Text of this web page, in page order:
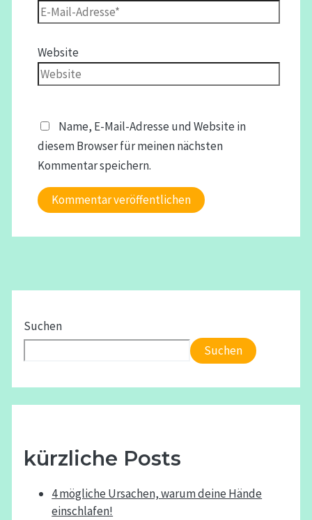
Website
Name, E-Mail-Adresse und Website in
diesem Browser für meinen nächsten
Kommentar speichern.
Suchen
Suchen
kürzliche Posts
4 mögliche Ursachen, warum deine Hände
einschlafen!